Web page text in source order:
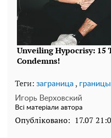
Теги: заграница , границы
Игорь Верховский
Всі матеріали автора
Опубліковано: 17.07